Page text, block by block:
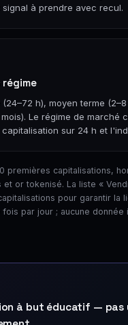
à prendre avec recul.
régime
h), moyen terme
Le régime de marché
sur 24 h et
premières capitalisations,
or tokenisé. La liste «
pour garantir la
par jour ; aucune donnée
à but éducatif — pas